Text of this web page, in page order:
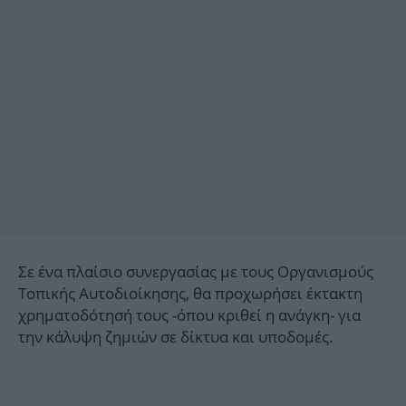
Σε ένα πλαίσιο συνεργασίας με τους Οργανισμούς
Τοπικής Αυτοδιοίκησης, θα προχωρήσει έκτακτη
χρηματοδότησή τους -όπου κριθεί η ανάγκη- για
την κάλυψη ζημιών σε δίκτυα και υποδομές.